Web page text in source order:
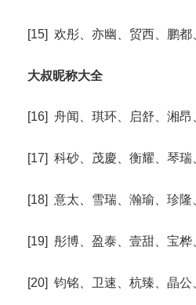
[15] 欢彤、亦幽、贸西、鹏都
大叔昵称大全
[16] 舟闻、琪环、启舒、湘昂
[17] 科砂、茂慶、衡耀、琴瑞
[18] 意太、雪瑞、瀚瑜、珍隆
[19] 彤博、盈泰、壹甜、宝桦
[20] 钧铭、卫速、杭臻、晶公